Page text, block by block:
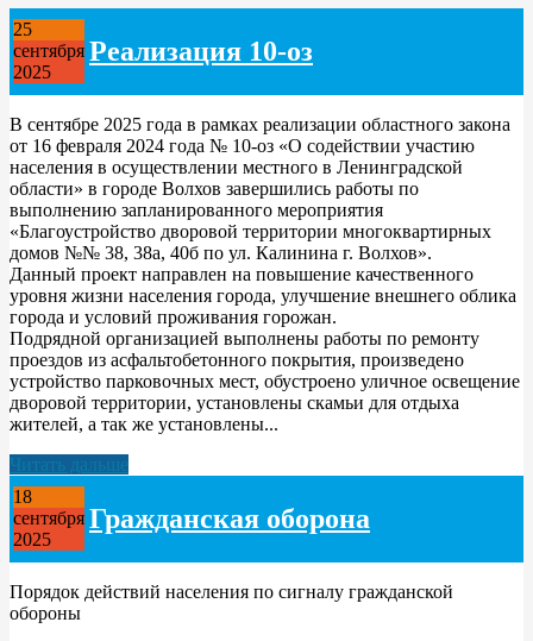
25
сентября
2025
Реализация 10-оз
В сентябре 2025 года в рамках реализации областного закона
от 16 февраля 2024 года № 10-оз «О содействии участию
населения в осуществлении местного в Ленинградской
области» в городе Волхов завершились работы по
выполнению запланированного мероприятия
«Благоустройство дворовой территории многоквартирных
домов №№ 38, 38а, 40б по ул. Калинина г. Волхов».
Данный проект направлен на повышение качественного
уровня жизни населения города, улучшение внешнего облика
города и условий проживания горожан.
Подрядной организацией выполнены работы по ремонту
проездов из асфальтобетонного покрытия, произведено
устройство парковочных мест, обустроено уличное освещение
дворовой территории, установлены скамьи для отдыха
жителей, а так же установлены...
Читать дальше
18
сентября
2025
Гражданская оборона
Порядок действий населения по сигналу гражданской
обороны